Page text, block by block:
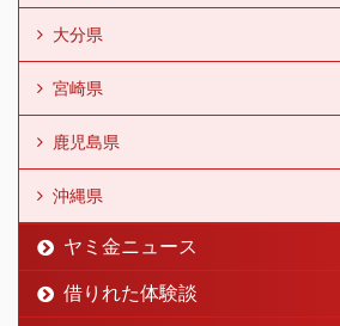
大分県
宮崎県
鹿児島県
沖縄県
ヤミ金ニュース
借りれた体験談